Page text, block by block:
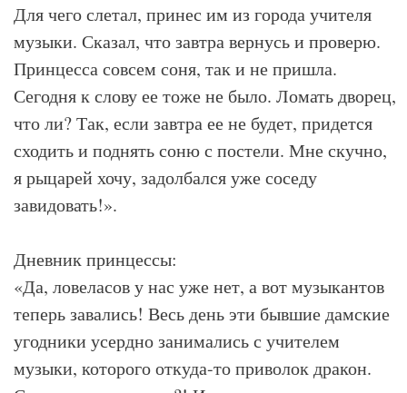
Для чего слетал, принес им из города учителя
музыки. Сказал, что завтра вернусь и проверю.
Принцесса совсем соня, так и не пришла.
Сегодня к слову ее тоже не было. Ломать дворец,
что ли? Так, если завтра ее не будет, придется
сходить и поднять соню с постели. Мне скучно,
я рыцарей хочу, задолбался уже соседу
завидовать!».
Дневник принцессы:
«Да, ловеласов у нас уже нет, а вот музыкантов
теперь завались! Весь день эти бывшие дамские
угодники усердно занимались с учителем
музыки, которого откуда-то приволок дракон.